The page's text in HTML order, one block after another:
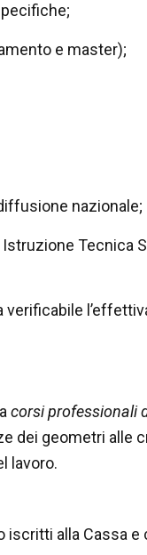
e master);
nazionale;
Tecnica
verificabile
corsi professionali
dei geometri alle
lavoro.
alla Cassa e